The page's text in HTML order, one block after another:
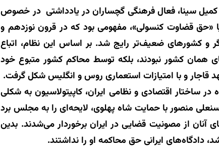
کمیل سینا، فعال فرهنگی گچساران در یادداشتی در خصوص
«حق قضاوت کنسولی»، مفهومی بود که در قرون نوزدهم و
و کشورهای ضعیف‌تر رایج شد. بر اساس این نظام، اتباع
همان کشور نبودند، بلکه توسط محاکم کشور متبوع خود
قاجار و با امتیازات استعماری روس و انگلیس شکل گرفت.
ساختار اقتصادی و نظامی ایران، کاپیتولاسیون به شکلی
شد. در سال ۱۳۴۳، دولت حسنعلی منصور با حمایت شاه پهلوی، لایحه‌ای را به مجلس برد
آنان از مصونیت قضایی در ایران برخوردار می‌شدند. بدین
دادگاه‌های ایرانی حق محاکمه او را نداشتند.